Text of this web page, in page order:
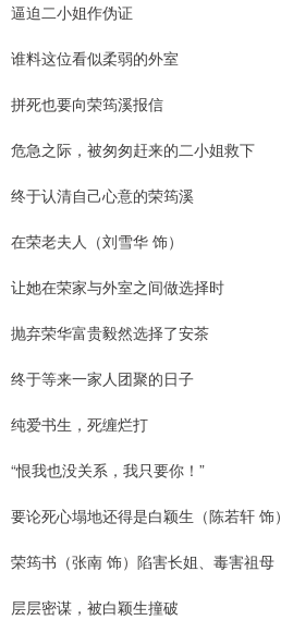
逼迫二小姐作伪证
谁料这位看似柔弱的外室
拼死也要向荣筠溪报信
危急之际，被匆匆赶来的二小姐救下
终于认清自己心意的荣筠溪
在荣老夫人（刘雪华 饰）
让她在荣家与外室之间做选择时
抛弃荣华富贵毅然选择了安茶
终于等来一家人团聚的日子
纯爱书生，死缠烂打
“恨我也没关系，我只要你！”
要论死心塌地还得是白颖生（陈若轩 饰）
荣筠书（张南 饰）陷害长姐、毒害祖母
层层密谋，被白颖生撞破